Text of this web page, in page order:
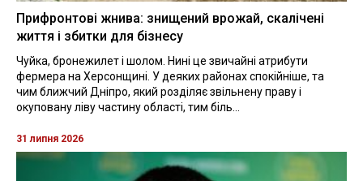
Прифронтові жнива: знищений врожай, скалічені
життя і збитки для бізнесу
Чуйка, бронежилет і шолом. Нині це звичайні атрибути
фермера на Херсонщині. У деяких районах спокійніше, та
чим ближчий Дніпро, який розділяє звільнену праву і
окуповану ліву частину області, тим біль...
31 липня 2026